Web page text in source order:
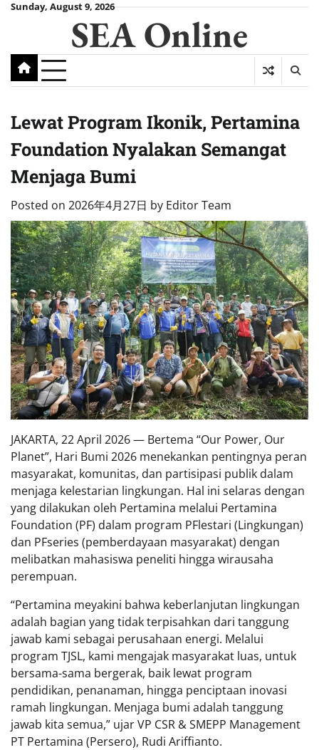
SkipSunday, August 9, 2026
SEA Online
Lewat Program Ikonik, Pertamina
Foundation Nyalakan Semangat
Menjaga Bumi
Posted on 2026年4月27日 by Editor Team
JAKARTA, 22 April 2026 — Bertema “Our Power, Our
Planet”, Hari Bumi 2026 menekankan pentingnya peran
masyarakat, komunitas, dan partisipasi publik dalam
menjaga kelestarian lingkungan. Hal ini selaras dengan
yang dilakukan oleh Pertamina melalui Pertamina
Foundation (PF) dalam program PFlestari (Lingkungan)
dan PFseries (pemberdayaan masyarakat) dengan
melibatkan mahasiswa peneliti hingga wirausaha
perempuan.
“Pertamina meyakini bahwa keberlanjutan lingkungan
adalah bagian yang tidak terpisahkan dari tanggung
jawab kami sebagai perusahaan energi. Melalui
program TJSL, kami mengajak masyarakat luas, untuk
bersama-sama bergerak, baik lewat program
pendidikan, penanaman, hingga penciptaan inovasi
ramah lingkungan. Menjaga bumi adalah tanggung
jawab kita semua,” ujar VP CSR & SMEPP Management
PT Pertamina (Persero), Rudi Ariffianto.